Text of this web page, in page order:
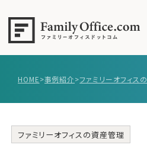
事例紹介
HOME>事例紹介>ファミリーオフィス
ファミリーオフィスの資産管理